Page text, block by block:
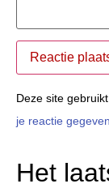
Deze site
je reactie
Het